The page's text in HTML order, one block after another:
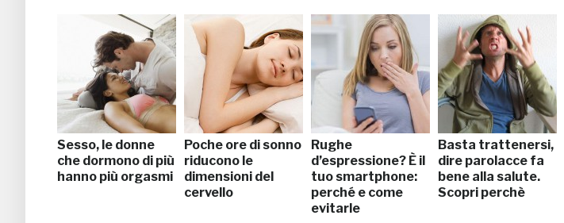
Sesso, le donne
che dormono di più
hanno più orgasmi
Poche ore di sonno
riducono le
dimensioni del
cervello
Rughe
d’espressione? È il
tuo smartphone:
perché e come
evitarle
Basta trattenersi,
dire parolacce fa
bene alla salute.
Scopri perchè